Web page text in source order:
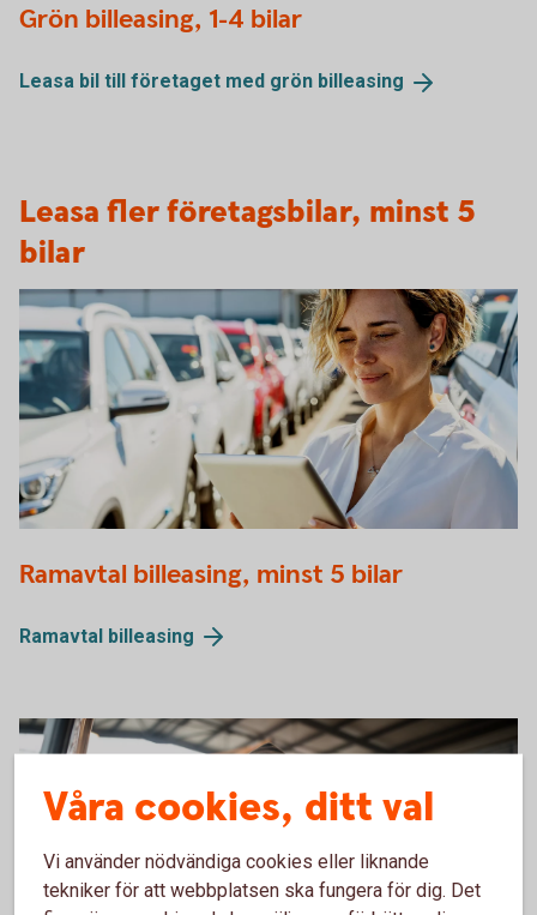
Grön billeasing, 1-4 bilar
Leasa bil till företaget med grön billeasing
Leasa fler företagsbilar, minst 5
bilar
Ramavtal billeasing, minst 5 bilar
Ramavtal billeasing
Våra cookies, ditt val
Vi använder nödvändiga cookies eller liknande
tekniker för att webbplatsen ska fungera för dig. Det